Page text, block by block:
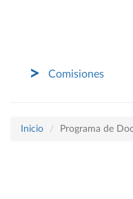
Comisiones
Inicio Programa de